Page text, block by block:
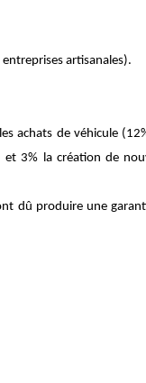
artisanales).
achats de véhicule
3% la création de
dû produire une